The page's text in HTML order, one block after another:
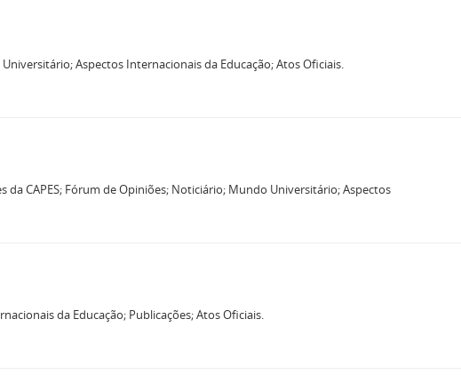
Aspectos Internacionais da Educação; Atos Oficiais.
CAPES; Fórum de Opiniões; Noticiário; Mundo Universitário; Aspectos
da Educação; Publicações; Atos Oficiais.